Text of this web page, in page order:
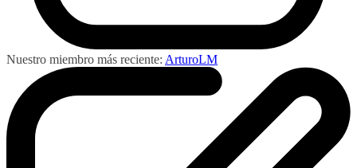
Nuestro miembro más reciente: ArturoLM